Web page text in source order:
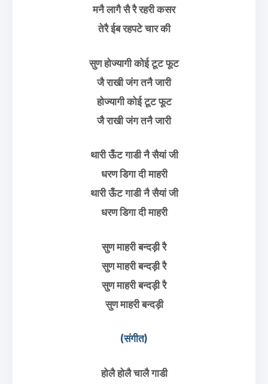
मनै लागै सै रै रहरी कसर
तेरै ईब रहपटे चार की
सुण होज्यागी कोई टूट फूट
जै राखी जंग तनै जारी
होज्यागी कोई टूट फूट
जै राखी जंग तनै जारी
थारी ऊँट गाडी नै सैयां जी
धरण डिगा दी माहरी
थारी ऊँट गाडी नै सैयां जी
धरण डिगा दी माहरी
सुण माहरी बन्दड़ी रै
सुण माहरी बन्दड़ी रै
सुण माहरी बन्दड़ी रै
सुण माहरी बन्दड़ी
(संगीत)
होलै होलै चालै गाडी